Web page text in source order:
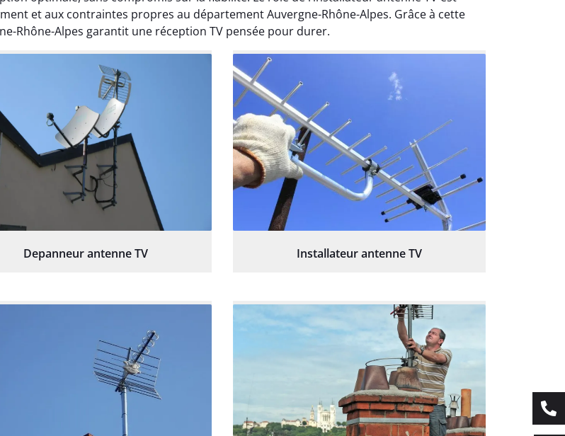
et aux contraintes propres au département Auvergne-Rhône-Alpes. Grâce à cette
Rhône-Alpes garantit une réception TV pensée pour durer.
Depanneur antenne TV Installateur antenne TV